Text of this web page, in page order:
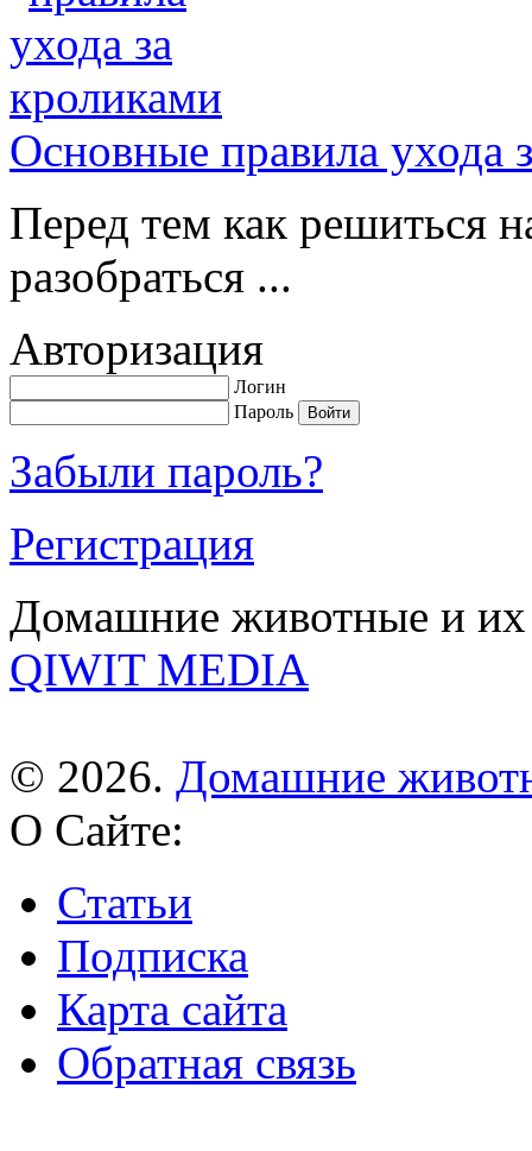
Основные правила ухода
Перед тем как решиться
разобраться ...
Авторизация
Логин
Пароль
Забыли пароль?
Регистрация
Домашние животные и их
QIWIT MEDIA
© 2026. Домашние
О Сайте:
Статьи
Подписка
Карта сайта
Обратная связь